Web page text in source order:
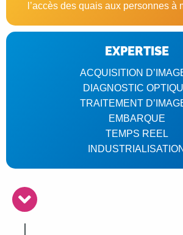
l’accès des quais aux personnes à
EXPERTISE
ACQUISITION
DIAGNOSTIC
TRAITEMENT
EMBARQUE
TEMPS REEL
INDUSTRIALISATION